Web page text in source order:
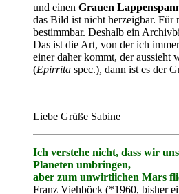
und einen Grauen
das Bild ist nicht herzeigbar. Für
bestimmbar. Deshalb ein
Das ist die Art, von der ich
einer daher kommt, der aussieht
(Epirrita spec.), dann ist es der
Liebe Grüße Sabine
Ich verstehe nicht, dass wir
Planeten umbringen,
aber zum unwirtlichen Mars
Franz Viehböck (*1960, bisher